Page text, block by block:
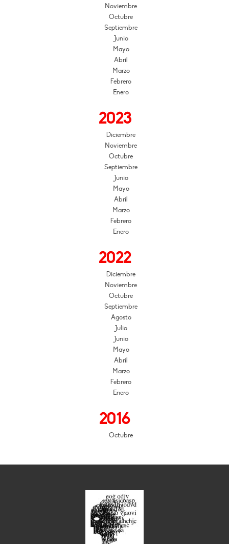
Noviembre
Octubre
Septiembre
Junio
Mayo
Abril
Marzo
Febrero
Enero
2023
Diciembre
Noviembre
Octubre
Septiembre
Junio
Mayo
Abril
Marzo
Febrero
Enero
2022
Diciembre
Noviembre
Octubre
Septiembre
Agosto
Julio
Junio
Mayo
Abril
Marzo
Febrero
Enero
2016
Octubre